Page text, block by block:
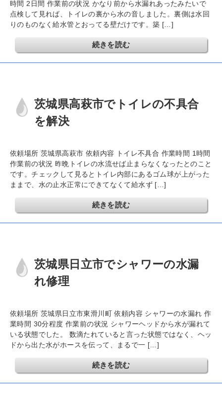
時間 2日間 作業前の状況 かなり前から水漏れあったみたいで
点検して見れば、トイレの裏から水の音しました。裏側は水回
りのものなく給水管とおってる壁だけです。築 […]
続きを読む
茨城県高萩市でトイレの不具合
を解決
依頼場所 茨城県高萩市 依頼内容 トイレ不具合 作業時間 1時間
作業前の状況 昨晩トイレの水流せば止まらなくなったとのこと
です。チェックして見るとトイレ内部にあるゴム球が上がった
ままで、水の止水正常にできてなくて給水ず […]
続きを読む
茨城県日立市でシャワーの水漏
れ修理
依頼場所 茨城県日立市東滑川町 依頼内容 シャワーの水漏れ 作
業時間 30分程度 作業前の状況 シャワーヘッドから水が漏れて
いる状態でした。 数滴たれていると言った状態ではなく、ヘッ
ドから出た水がホースを伝って、まるで一 […]
続きを読む